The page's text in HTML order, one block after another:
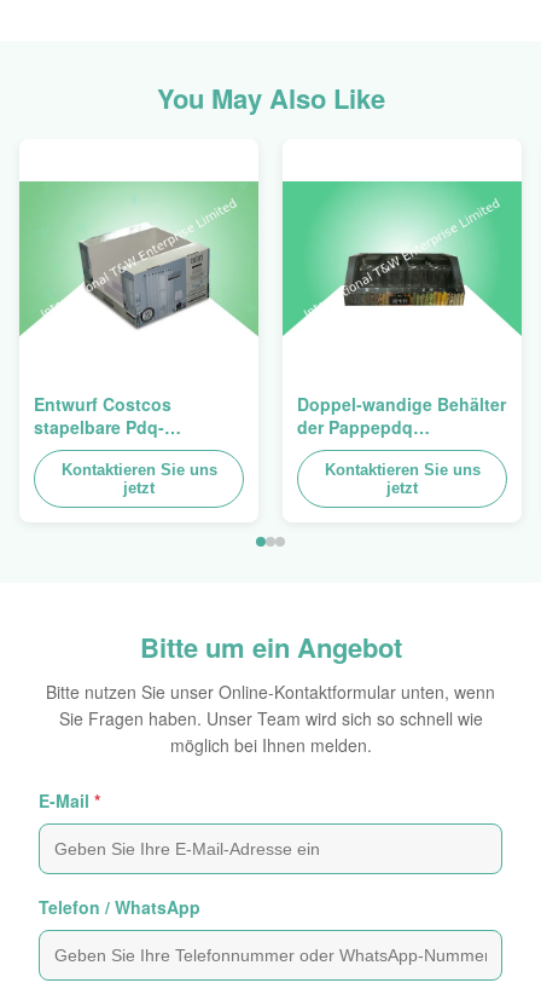
You May Also Like
Entwurf Costcos
stapelbare Pdq-
Hochleistungsbehälter
zum Verkauf des
Vorhangs, Last 100kgs
Kontaktieren Sie uns
jetzt
Doppel-wandige Behälter
der Pappepdq
Hochleistungsstackup
für die Förderung von
Gewürzen/von
Kontaktieren Sie uns
jetzt
Bitte um ein Angebot
Bitte nutzen Sie unser Online-Kontaktformular unten, wenn
Sie Fragen haben. Unser Team wird sich so schnell wie
möglich bei Ihnen melden.
E-Mail *
Telefon / WhatsApp